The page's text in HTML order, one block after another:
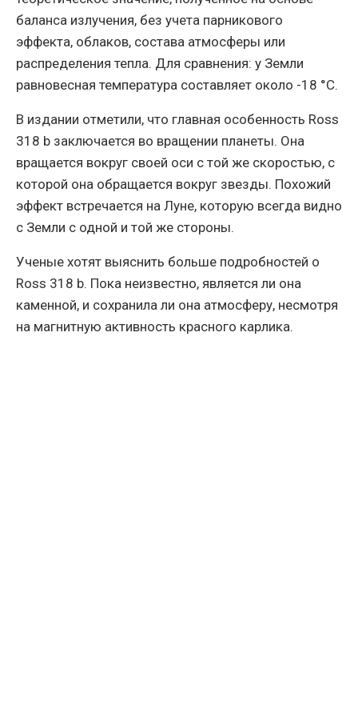
баланса излучения, без учета парникового
эффекта, облаков, состава атмосферы или
распределения тепла. Для сравнения: у Земли
равновесная температура составляет около -18 °C.
В издании отметили, что главная особенность Ross
318 b заключается во вращении планеты. Она
вращается вокруг своей оси с той же скоростью, с
которой она обращается вокруг звезды. Похожий
эффект встречается на Луне, которую всегда видно
с Земли с одной и той же стороны.
Ученые хотят выяснить больше подробностей о
Ross 318 b. Пока неизвестно, является ли она
каменной, и сохранила ли она атмосферу, несмотря
на магнитную активность красного карлика.